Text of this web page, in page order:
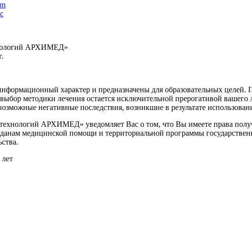
АРХИМЕД»
характер и предназначены для образовательных целей.
методики лечения остается исключительной прерогативой
негативные последствия, возникшие в результате
АРХИМЕД» уведомляет Вас о том, что Вы имеете права
медицинской помощи и территориальной программы